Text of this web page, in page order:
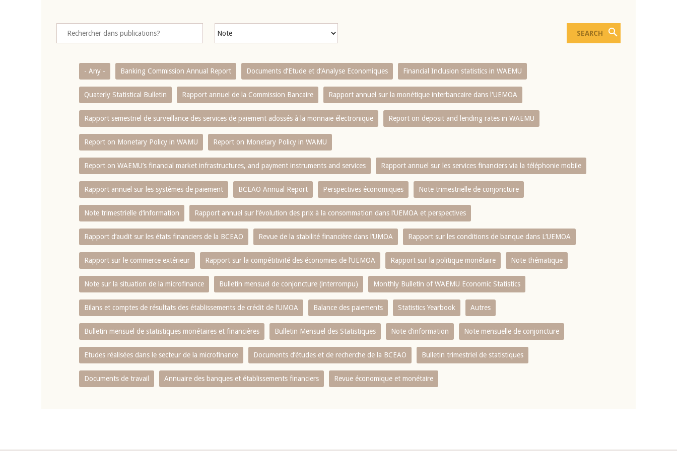
- Any - Banking Commission Annual Report Documents d’Etude et d’Analyse Economiques Financial Inclusion statistics in WAEMU
Quaterly Statistical Bulletin Rapport annuel de la Commission Bancaire Rapport annuel sur la monétique interbancaire dans l'UEMOA
Rapport semestriel de surveillance des services de paiement adossés à la monnaie électronique Report on deposit and lending rates in WAEMU
Report on Monetary Policy in WAMU Report on Monetary Policy in WAMU
Report on WAEMU’s financial market infrastructures, and payment instruments and services Rapport annuel sur les services financiers via la téléphonie mobile
Rapport annuel sur les systèmes de paiement BCEAO Annual Report Perspectives économiques Note trimestrielle de conjoncture
Note trimestrielle d‘information Rapport annuel sur l‘évolution des prix à la consommation dans l‘UEMOA et perspectives
Rapport d‘audit sur les états financiers de la BCEAO Revue de la stabilité financière dans l‘UMOA Rapport sur les conditions de banque dans L‘UEMOA
Rapport sur le commerce extérieur Rapport sur la compétitivité des économies de l‘UEMOA Rapport sur la politique monétaire Note thématique
Note sur la situation de la microfinance Bulletin mensuel de conjoncture (interrompu) Monthly Bulletin of WAEMU Economic Statistics
Bilans et comptes de résultats des établissements de crédit de l‘UMOA Balance des paiements Statistics Yearbook Autres
Bulletin mensuel de statistiques monétaires et financières Bulletin Mensuel des Statistiques Note d’information Note mensuelle de conjoncture
Etudes réalisées dans le secteur de la microfinance Documents d’études et de recherche de la BCEAO Bulletin trimestriel de statistiques
Documents de travail Annuaire des banques et établissements financiers Revue économique et monétaire